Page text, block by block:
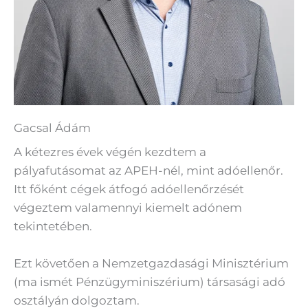
Gacsal Ádám
A kétezres évek végén kezdtem a
pályafutásomat az APEH-nél, mint adóellenőr.
Itt főként cégek átfogó adóellenőrzését
végeztem valamennyi kiemelt adónem
tekintetében.
Ezt követően a Nemzetgazdasági Minisztérium
(ma ismét Pénzügyminiszérium) társasági adó
osztályán dolgoztam.